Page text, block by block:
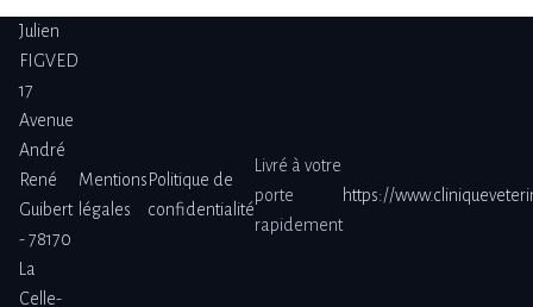
Julien
FIGVED
17
Avenue
André
René
Guibert
- 78170
La
Celle-
Mentions
légales
Politique de
confidentialité
Livré à votre
porte
rapidement
https://